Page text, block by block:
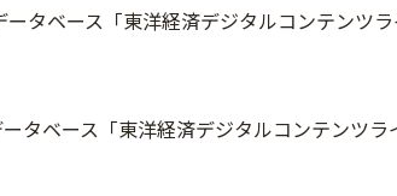
タベース「東洋経済デジタルコンテンツラ
ベース「東洋経済デジタルコンテンツラ